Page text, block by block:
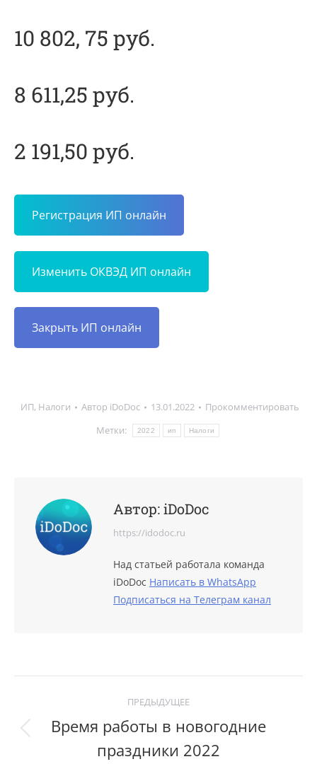
10 802, 75 руб.
8 611,25 руб.
2 191,50 руб.
Регистрация ИП онлайн
Изменить ОКВЭД ИП онлайн
Закрыть ИП онлайн
ИП, Налоги Автор iDoDoc 13.01.2022
Прокомментировать
Метки:
2022 ип Налоги
Автор:iDoDoc
https://idodoc.ru
Над статьей работала команда
iDoDoc Написать в WhatsApp
Подписаться на Телеграм канал
navigation ПРЕДЫДУЩЕЕ
Previous
post:
Время работы в новогодние
праздники 2022